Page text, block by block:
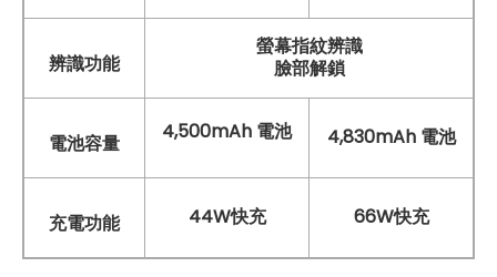
辨識功能
螢幕指紋辨識
臉部解鎖
電池容量 4,500mAh 電池 4,830mAh 電池
充電功能 44W快充 66W快充